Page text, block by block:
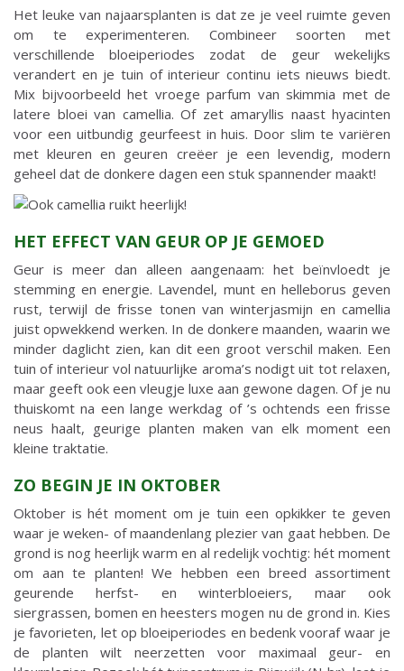
Het leuke van najaarsplanten is dat ze je veel ruimte geven
om te experimenteren. Combineer soorten met
verschillende bloeiperiodes zodat de geur wekelijks
verandert en je tuin of interieur continu iets nieuws biedt.
Mix bijvoorbeeld het vroege parfum van skimmia met de
latere bloei van camellia. Of zet amaryllis naast hyacinten
voor een uitbundig geurfeest in huis. Door slim te variëren
met kleuren en geuren creëer je een levendig, modern
geheel dat de donkere dagen een stuk spannender maakt!
HET EFFECT VAN GEUR OP JE GEMOED
Geur is meer dan alleen aangenaam: het beïnvloedt je
stemming en energie. Lavendel, munt en helleborus geven
rust, terwijl de frisse tonen van winterjasmijn en camellia
juist opwekkend werken. In de donkere maanden, waarin we
minder daglicht zien, kan dit een groot verschil maken. Een
tuin of interieur vol natuurlijke aroma’s nodigt uit tot relaxen,
maar geeft ook een vleugje luxe aan gewone dagen. Of je nu
thuiskomt na een lange werkdag of ’s ochtends een frisse
neus haalt, geurige planten maken van elk moment een
kleine traktatie.
ZO BEGIN JE IN OKTOBER
Oktober is hét moment om je tuin een opkikker te geven
waar je weken- of maandenlang plezier van gaat hebben. De
grond is nog heerlijk warm en al redelijk vochtig: hét moment
om aan te planten! We hebben een breed assortiment
geurende herfst- en winterbloeiers, maar ook
siergrassen, bomen en heesters mogen nu de grond in. Kies
je favorieten, let op bloeiperiodes en bedenk vooraf waar je
de planten wilt neerzetten voor maximaal geur- en